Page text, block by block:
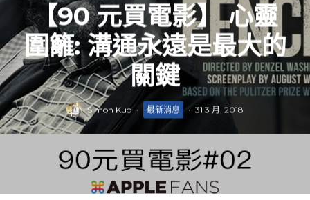
【90 元買電影】 心靈
圍籬: 溝通永遠是最大的
關鍵
Simon Kuo · 最新消息 · 31 3 月, 2018